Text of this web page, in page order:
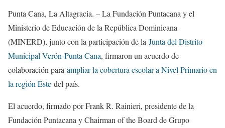
Punta Cana, La Altagracia. – La Fundación Puntacana y el
Ministerio de Educación de la República Dominicana
(MINERD), junto con la participación de la Junta del Distrito
Municipal Verón-Punta Cana, firmaron un acuerdo de
colaboración para ampliar la cobertura escolar a Nivel Primario en
la región Este del país.
El acuerdo, firmado por Frank R. Rainieri, presidente de la
Fundación Puntacana y Chairman of the Board de Grupo